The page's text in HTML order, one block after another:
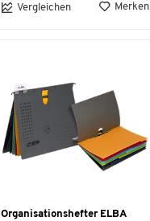
Vergleichen Merken
Organisationshefter ELBA